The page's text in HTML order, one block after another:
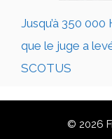
Jusqu’à 350
que le juge a
SCOTUS
© 2026